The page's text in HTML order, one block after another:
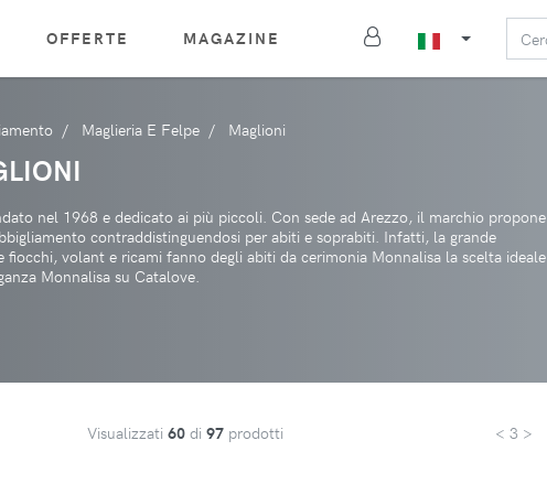
OFFERTE MAGAZINE
Maglieria E Felpe Maglioni
nel 1968 e dedicato ai più piccoli. Con sede ad Arezzo, il marchio propone
contraddistinguendosi per abiti e soprabiti. Infatti, la grande
volant e ricami fanno degli abiti da cerimonia Monnalisa la scelta ideale
Monnalisa su Catalove.
Visualizzati 60 di 97 prodotti < 3 >